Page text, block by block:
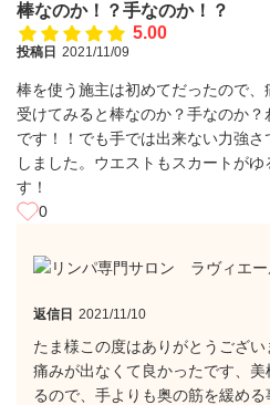
棒なのか！？手なのか！？
5.00
投稿日 2021/11/09
棒を使う施主は初めてだったので、
受けてみると棒なのか？手なのか
です！！でも手では出来ない力強
しました。ウエストもスカートが
す！
0
返信日 2021/11/10
たま様この度はありがとうござい
痛みが出なくて良かったです、
るので、手よりも奥の筋を緩め